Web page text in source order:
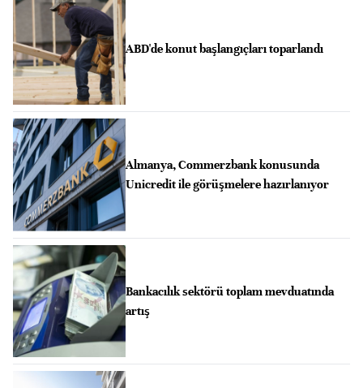
ABD'de konut başlangıçları toparlandı
Almanya, Commerzbank konusunda
Unicredit ile görüşmelere hazırlanıyor
Bankacılık sektörü toplam mevduatında
artış